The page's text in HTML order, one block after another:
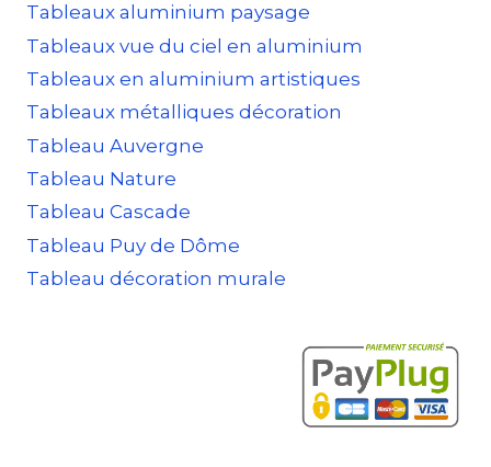
Tableaux aluminium paysage
Tableaux vue du ciel en aluminium
Tableaux en aluminium artistiques
Tableaux métalliques décoration
Tableau Auvergne
Tableau Nature
Tableau Cascade
Tableau Puy de Dôme
Tableau décoration murale